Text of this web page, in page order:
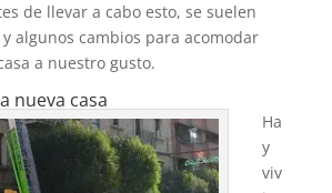
de llevar a cabo esto, se suelen
algunos cambios para acomodar
a nuestro gusto.
nueva casa
Ha
y
viv